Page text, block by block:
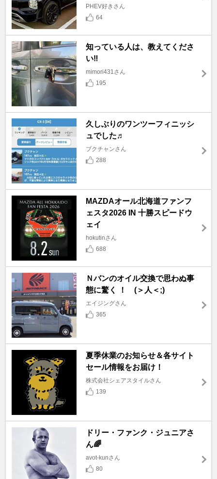
PHEV好きさん
64
知っている人は、教えてくださ
い‼️
mimori431さん
195
久しぶりのワンツーフィニッシ
ュでした♬
ブクチャンさん
288
MAZDAオール北海道ファンフ
ェスタ2026 IN 十勝スピードウ
ェイ
hokutinさん
688
Ｎバンのオイル交換で思わぬ事
態に驚く ！ (＞人＜;)
エイジングさん
365
夏季休業のお知らせ＆各サイト
セール情報をお届け！
株式会社シェアスタイルさん
139
ドリー・ファンク・ジュニアさ
ん🌈
avot-kunさん
80